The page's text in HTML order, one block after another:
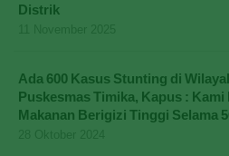
Distrik
Ada 600 Kasus Stunting di
Puskesmas Timika, Kapus : Kami
Makanan Berigizi Tinggi Selama